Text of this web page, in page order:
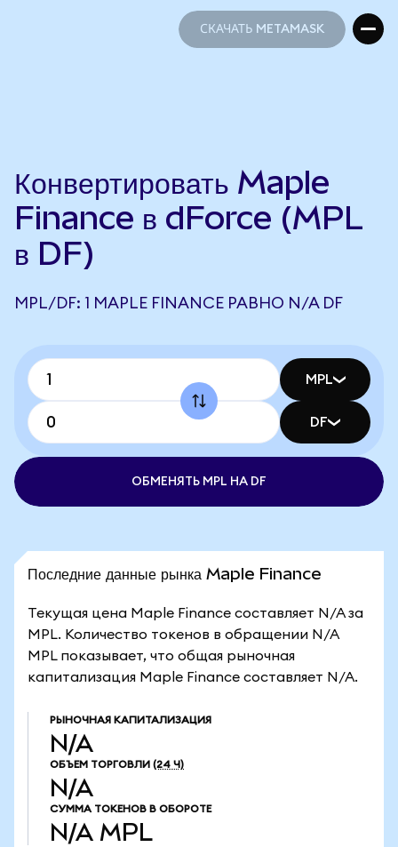
СКАЧАТЬ METAMASK
Конвертировать Maple
Finance в dForce (MPL
в DF)
MPL/DF: 1 MAPLE FINANCE РАВНО N/A DF
MPL
DF
ОБМЕНЯТЬ MPL НА DF
Последние данные рынка Maple Finance
Текущая цена Maple Finance составляет N/A за
MPL. Количество токенов в обращении N/A
MPL показывает, что общая рыночная
капитализация Maple Finance составляет N/A.
РЫНОЧНАЯ КАПИТАЛИЗАЦИЯ
N/A
ОБЪЕМ ТОРГОВЛИ (24 Ч)
N/A
СУММА ТОКЕНОВ В ОБОРОТЕ
N/A MPL